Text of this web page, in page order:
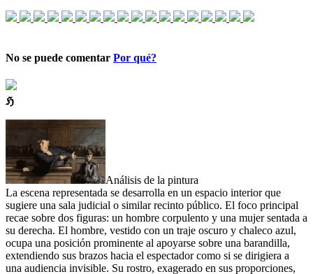
No se puede comentar Por qué?
ℌ
Análisis de la pintura
La escena representada se desarrolla en un espacio interior que
sugiere una sala judicial o similar recinto público. El foco principal
recae sobre dos figuras: un hombre corpulento y una mujer sentada a
su derecha. El hombre, vestido con un traje oscuro y chaleco azul,
ocupa una posición prominente al apoyarse sobre una barandilla,
extendiendo sus brazos hacia el espectador como si se dirigiera a
una audiencia invisible. Su rostro, exagerado en sus proporciones,